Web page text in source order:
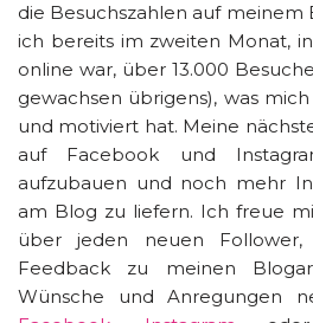
die Besuchszahlen auf meinem
ich bereits im zweiten Monat,
online war, über 13.000
gewachsen übrigens), was
und motiviert hat. Meine
auf Facebook und
aufzubauen und noch mehr
am Blog zu liefern. Ich freue
über jeden neuen
Feedback zu meinen
Wünsche und Anregungen